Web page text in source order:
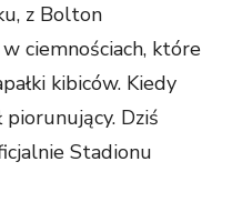
z Bolton
ciemnościach, które
kibiców. Kiedy
piorunujący. Dziś
Stadionu